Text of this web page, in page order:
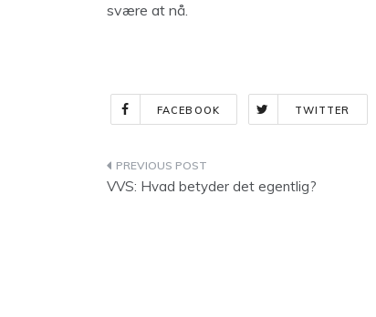
svære at nå.
FACEBOOK TWITTER
Indlægsnavigation
VVS: Hvad betyder det egentlig?